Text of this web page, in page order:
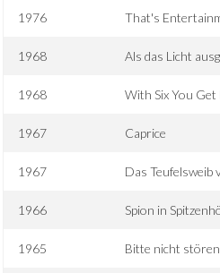
1976 That's
1968 Als das Licht
1968 With Six You Get
1967 Caprice
1967 Das Teufelsweib
1966 Spion in
1965 Bitte nicht